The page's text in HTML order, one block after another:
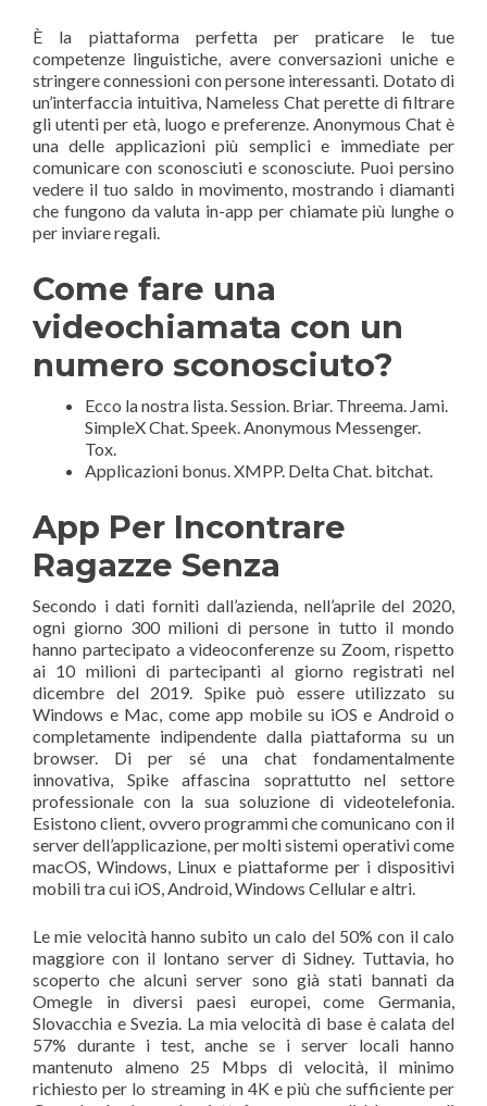
È la piattaforma perfetta per praticare le tue
competenze linguistiche, avere conversazioni uniche e
stringere connessioni con persone interessanti. Dotato di
un’interfaccia intuitiva, Nameless Chat perette di filtrare
gli utenti per età, luogo e preferenze. Anonymous Chat è
una delle applicazioni più semplici e immediate per
comunicare con sconosciuti e sconosciute. Puoi persino
vedere il tuo saldo in movimento, mostrando i diamanti
che fungono da valuta in-app per chiamate più lunghe o
per inviare regali.
Come fare una
videochiamata con un
numero sconosciuto?
Ecco la nostra lista. Session. Briar. Threema. Jami.
SimpleX Chat. Speek. Anonymous Messenger.
Tox.
Applicazioni bonus. XMPP. Delta Chat. bitchat.
App Per Incontrare
Ragazze Senza
Secondo i dati forniti dall’azienda, nell’aprile del 2020,
ogni giorno 300 milioni di persone in tutto il mondo
hanno partecipato a videoconferenze su Zoom, rispetto
ai 10 milioni di partecipanti al giorno registrati nel
dicembre del 2019. Spike può essere utilizzato su
Windows e Mac, come app mobile su iOS e Android o
completamente indipendente dalla piattaforma su un
browser. Di per sé una chat fondamentalmente
innovativa, Spike affascina soprattutto nel settore
professionale con la sua soluzione di videotelefonia.
Esistono client, ovvero programmi che comunicano con il
server dell’applicazione, per molti sistemi operativi come
macOS, Windows, Linux e piattaforme per i dispositivi
mobili tra cui iOS, Android, Windows Cellular e altri.
Le mie velocità hanno subito un calo del 50% con il calo
maggiore con il lontano server di Sidney. Tuttavia, ho
scoperto che alcuni server sono già stati bannati da
Omegle in diversi paesi europei, come Germania,
Slovacchia e Svezia. La mia velocità di base è calata del
57% durante i test, anche se i server locali hanno
mantenuto almeno 25 Mbps di velocità, il minimo
richiesto per lo streaming in 4K e più che sufficiente per